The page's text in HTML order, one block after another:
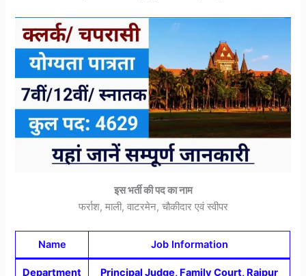
इस भर्ती की पद का नाम
फर्राश, माली, वाटरमेन, चौकीदार एवं स्वीपर
Name Job Information
Department
Principal Judge, Family Court, Raipur